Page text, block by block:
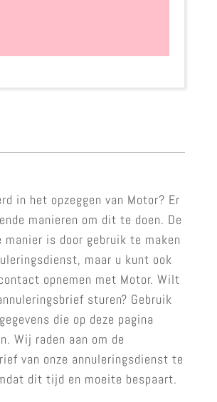
in het opzeggen van Motor? Er
manieren om dit te doen. De
manier is door gebruik te maken
maar u kunt ook
opnemen met Motor. Wilt
sturen? Gebruik
die op deze pagina
Wij raden aan om de
van onze annuleringsdienst te
dit tijd en moeite bespaart.